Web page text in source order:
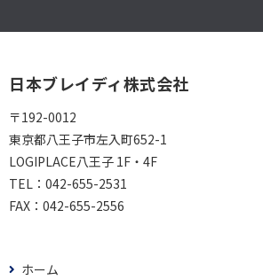
日本ブレイディ株式会社
〒192-0012
東京都八王子市左入町652-1
LOGIPLACE八王子 1F・4F
TEL： 042-655-2531
FAX： 042-655-2556
ホーム